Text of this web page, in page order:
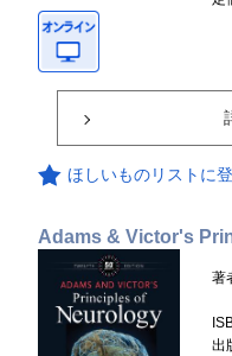
ほしいものリストに
Adams & Victor's
著
出